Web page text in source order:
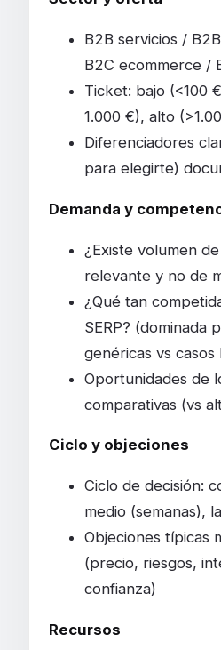
B2B servicios /
B2C ecommerce /
Ticket: bajo (<100
1.000 €), alto
Diferenciadores
para elegirte)
Demanda y
¿Existe volumen
relevante y no de
¿Qué tan
SERP? (dominada
genéricas vs casos
Oportunidades de
comparativas (vs
Ciclo y objeciones
Ciclo de decisión:
medio (semanas),
Objeciones típicas
(precio, riesgos,
confianza)
Recursos